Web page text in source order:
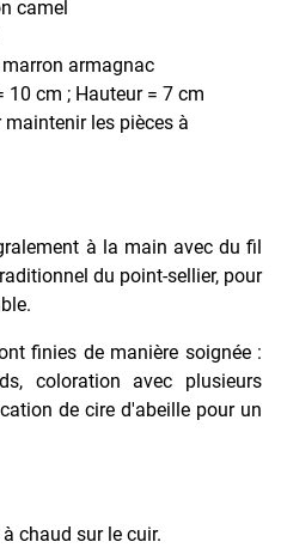
camel
marron armagnac
10 cm ; Hauteur = 7 cm
maintenir les pièces à
à la main avec du fil
du point-sellier, pour
finies de manière soignée :
coloration avec plusieurs
de cire d'abeille pour un
chaud sur le cuir.